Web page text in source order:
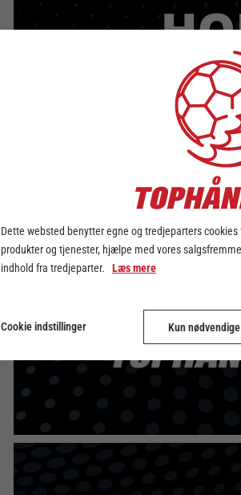
Dette websted benytter egne og tredjeparters
produkter og tjenester, hjælpe med vores
indhold fra tredjeparter. Læs mere
Cookie indstillinger Kun